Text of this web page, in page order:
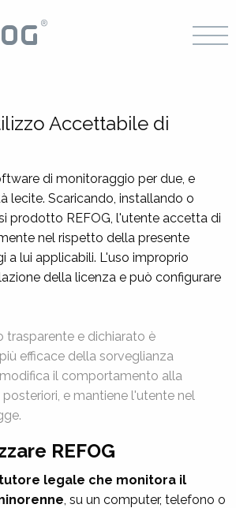
Accettabile di
di monitoraggio per due, e
lecite. Scaricando, installando o
prodotto REFOG, l'utente accetta di
nel rispetto della presente
a lui applicabili. L'uso improprio
della licenza e può configurare
trasparente e dichiarato è
efficace della sorveglianza
il comportamento alla
posteriori, e mantiene l'utente nel
REFOG
legale che monitora il
, su un computer, telefono o